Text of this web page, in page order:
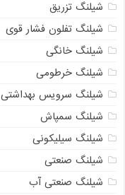
شیلنگ تزریق
شیلنگ تفلون فشار قوی
شیلنگ خانگی
شیلنگ خرطومی
شیلنگ سرویس بهداشتی
شیلنگ سمپاش
شیلنگ سیلیکونی
شیلنگ صنعتی
شیلنگ صنعتی آب